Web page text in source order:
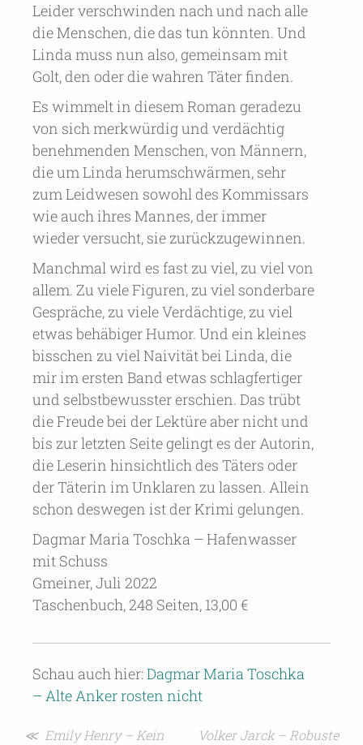
Leider verschwinden nach und nach alle
die Menschen, die das tun könnten. Und
Linda muss nun also, gemeinsam mit
Golt, den oder die wahren Täter finden.
Es wimmelt in diesem Roman geradezu
von sich merkwürdig und verdächtig
benehmenden Menschen, von Männern,
die um Linda herumschwärmen, sehr
zum Leidwesen sowohl des Kommissars
wie auch ihres Mannes, der immer
wieder versucht, sie zurückzugewinnen.
Manchmal wird es fast zu viel, zu viel von
allem. Zu viele Figuren, zu viel sonderbare
Gespräche, zu viele Verdächtige, zu viel
etwas behäbiger Humor. Und ein kleines
bisschen zu viel Naivität bei Linda, die
mir im ersten Band etwas schlagfertiger
und selbstbewusster erschien. Das trübt
die Freude bei der Lektüre aber nicht und
bis zur letzten Seite gelingt es der Autorin,
die Leserin hinsichtlich des Täters oder
der Täterin im Unklaren zu lassen. Allein
schon deswegen ist der Krimi gelungen.
Dagmar Maria Toschka – Hafenwasser
mit Schuss
Gmeiner, Juli 2022
Taschenbuch, 248 Seiten, 13,00 €
Schau auch hier:Dagmar Maria Toschka
– Alte Anker rosten nicht
Beitragsnavigation
≪ Emily Henry – Kein Volker Jarck – Robuste